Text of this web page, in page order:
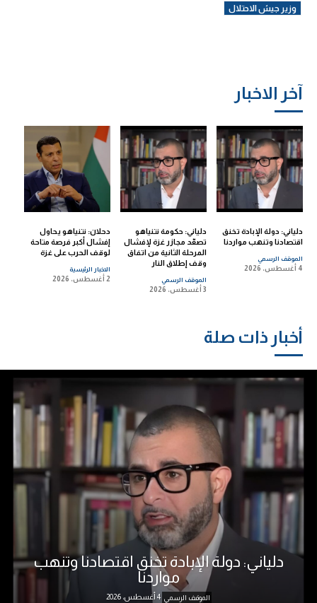
آخر الاخبار
دلياني: دولة الإبادة تخنق
اقتصادنا وتنهب مواردنا
الموقف الرسمي
4 أغسطس، 2026
دلياني: حكومة نتنياهو
تصعّد مجازر غزة لإفشال
المرحلة الثانية من اتفاق
وقف إطلاق النار
الموقف الرسمي
3 أغسطس، 2026
دحلان: نتنياهو يحاول
إفشال أكبر فرصة متاحة
لوقف الحرب على غزة
الاخبار الرئيسية
2 أغسطس، 2026
وزير جيش الاحتلال
أخبار ذات صلة
دلياني: دولة الإبادة تخنق اقتصادنا وتنهب
مواردنا
الموقف الرسمي 4 أغسطس، 2026